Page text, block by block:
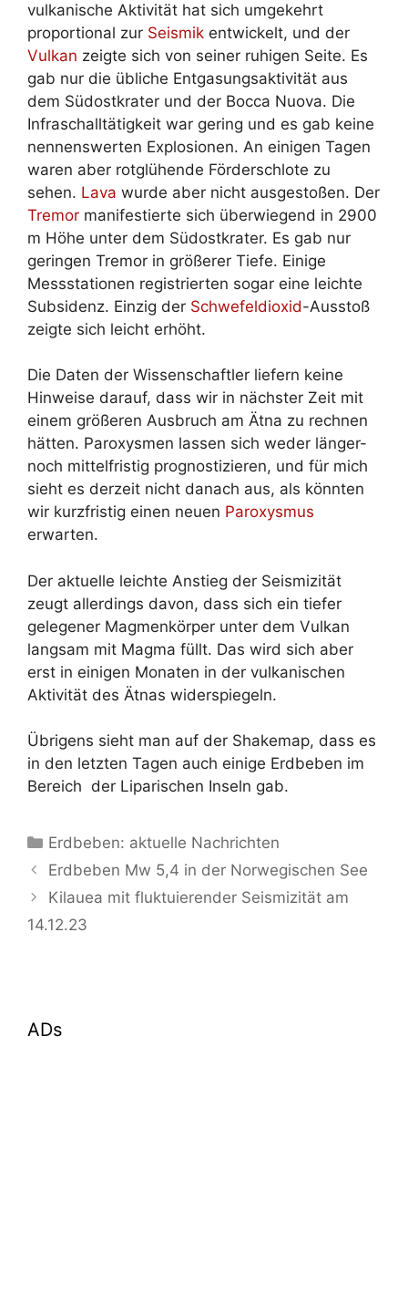
vulkanische Aktivität hat sich umgekehrt
proportional zur Seismik entwickelt, und der
Vulkan zeigte sich von seiner ruhigen Seite. Es
gab nur die übliche Entgasungsaktivität aus
dem Südostkrater und der Bocca Nuova. Die
Infraschalltätigkeit war gering und es gab keine
nennenswerten Explosionen. An einigen Tagen
waren aber rotglühende Förderschlote zu
sehen. Lava wurde aber nicht ausgestoßen. Der
Tremor manifestierte sich überwiegend in 2900
m Höhe unter dem Südostkrater. Es gab nur
geringen Tremor in größerer Tiefe. Einige
Messstationen registrierten sogar eine leichte
Subsidenz. Einzig der Schwefeldioxid-Ausstoß
zeigte sich leicht erhöht.
Die Daten der Wissenschaftler liefern keine
Hinweise darauf, dass wir in nächster Zeit mit
einem größeren Ausbruch am Ätna zu rechnen
hätten. Paroxysmen lassen sich weder länger-
noch mittelfristig prognostizieren, und für mich
sieht es derzeit nicht danach aus, als könnten
wir kurzfristig einen neuen Paroxysmus
erwarten.
Der aktuelle leichte Anstieg der Seismizität
zeugt allerdings davon, dass sich ein tiefer
gelegener Magmenkörper unter dem Vulkan
langsam mit Magma füllt. Das wird sich aber
erst in einigen Monaten in der vulkanischen
Aktivität des Ätnas widerspiegeln.
Übrigens sieht man auf der Shakemap, dass es
in den letzten Tagen auch einige Erdbeben im
Bereich der Liparischen Inseln gab.
Kategorien
Erdbeben: aktuelle Nachrichten
Erdbeben Mw 5,4 in der Norwegischen See
Kilauea mit fluktuierender Seismizität am
14.12.23
ADs